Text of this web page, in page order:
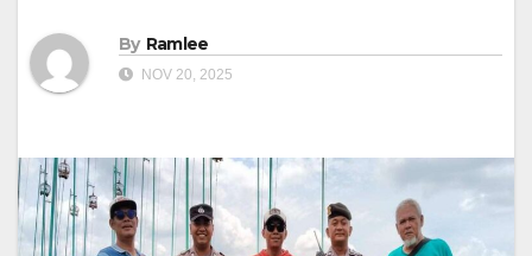
By Ramlee
NOV 20, 2025